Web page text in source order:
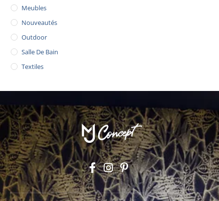
Meubles
Nouveautés
Outdoor
Salle De Bain
Textiles